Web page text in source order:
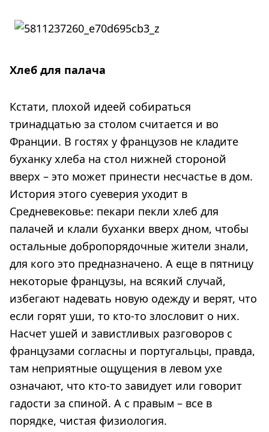
Хлеб для палача
Кстати, плохой идеей собираться
тринадцатью за столом считается и во
Франции. В гостях у французов не кладите
буханку хлеба на стол нижней стороной
вверх – это может принести несчастье в дом.
История этого суеверия уходит в
Средневековье: пекари пекли хлеб для
палачей и клали буханки вверх дном, чтобы
остальные добропорядочные жители знали,
для кого это предназначено. А еще в пятницу
некоторые французы, на всякий случай,
избегают надевать новую одежду и верят, что
если горят уши, то кто-то злословит о них.
Насчет ушей и завистливых разговоров с
французами согласны и португальцы, правда,
там неприятные ощущения в левом ухе
означают, что кто-то завидует или говорит
гадости за спиной. А с правым – все в
порядке, чистая физиология.